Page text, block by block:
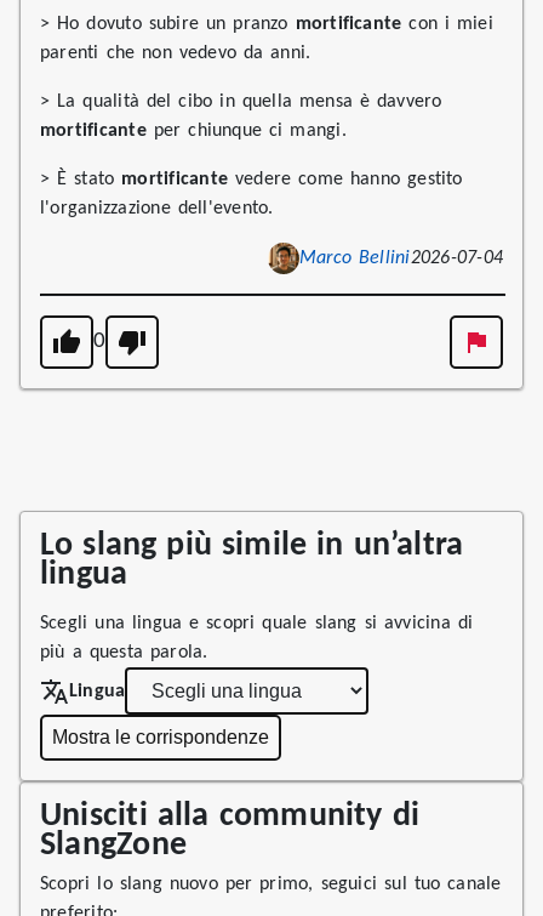
> Ho dovuto subire un pranzo mortificante con i miei
parenti che non vedevo da anni.
> La qualità del cibo in quella mensa è davvero
mortificanteper chiunque ci mangi.
> È stato mortificante vedere come hanno gestito
l'organizzazione dell'evento.
Marco Bellini2026-07-04
0
Lo slang più simile in un’altra
lingua
Scegli una lingua e scopri quale slang si avvicina di
più a questa parola.
Lingua
Mostra le corrispondenze
Unisciti alla community di
SlangZone
Scopri lo slang nuovo per primo, seguici sul tuo canale